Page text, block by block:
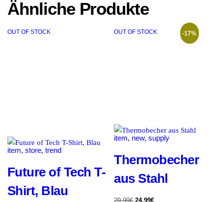
Ähnliche Produkte
OUT OF STOCK
item, store, trend
Future of Tech T-
Shirt, Blau
OUT OF STOCK -17%
item, new,supply
Thermobecher
aus Stahl
29.99€ 24.99€